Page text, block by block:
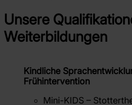
Unsere
Weiterbildungen
Kindliche
Frühintervention
Mini-KIDS –